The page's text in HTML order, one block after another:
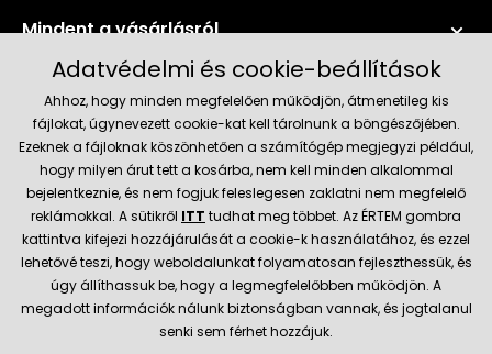
Mindent a vásárlásról
Szerviz és támogatás
Aktuális információk
Szállítás és fizetési módok
Megbízható kereskedő
Adatvédelmi és cookie-beállítások
Ahhoz, hogy minden megfelelően működjön, átmenetileg kis
fájlokat, úgynevezett cookie-kat kell tárolnunk a böngészőjében.
Ezeknek a fájloknak köszönhetően a számítógép megjegyzi például,
hogy milyen árut tett a kosárba, nem kell minden alkalommal
bejelentkeznie, és nem fogjuk feleslegesen zaklatni nem megfelelő
reklámokkal. A sütikről ITT tudhat meg többet. Az ÉRTEM gombra
kattintva kifejezi hozzájárulását a cookie-k használatához, és ezzel
lehetővé teszi, hogy weboldalunkat folyamatosan fejleszthessük, és
úgy állíthassuk be, hogy a legmegfelelőbben működjön. A
megadott információk nálunk biztonságban vannak, és jogtalanul
senki sem férhet hozzájuk.